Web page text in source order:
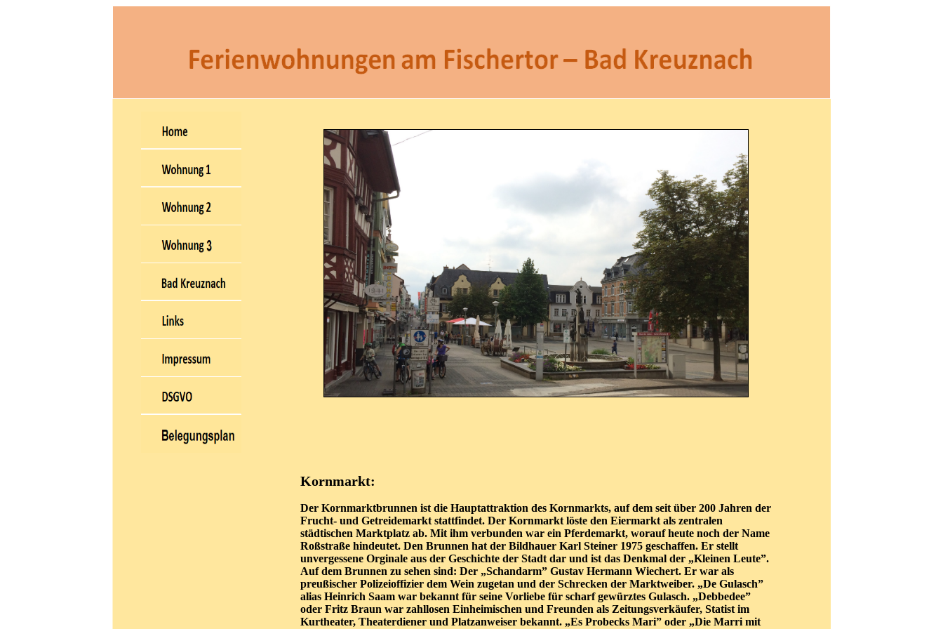
Kornmarkt:
Der Kornmarktbrunnen ist die Hauptattraktion des Kornmarkts, auf dem seit über 200 Jahren der
Frucht- und Getreidemarkt stattfindet. Der Kornmarkt löste den Eiermarkt als zentralen
städtischen Marktplatz ab. Mit ihm verbunden war ein Pferdemarkt, worauf heute noch der Name
Roßstraße hindeutet. Den Brunnen hat der Bildhauer Karl Steiner 1975 geschaffen. Er stellt
unvergessene Orginale aus der Geschichte der Stadt dar und ist das Denkmal der „Kleinen Leute”.
Auf dem Brunnen zu sehen sind: Der „Schandarm” Gustav Hermann Wiechert. Er war als
preußischer Polizeioffizier dem Wein zugetan und der Schrecken der Marktweiber. „De Gulasch”
alias Heinrich Saam war bekannt für seine Vorliebe für scharf gewürztes Gulasch. „Debbedee”
oder Fritz Braun war zahllosen Einheimischen und Freunden als Zeitungsverkäufer, Statist im
Kurtheater, Theaterdiener und Platzanweiser bekannt. „Es Probecks Mari” oder „Die Marri mit